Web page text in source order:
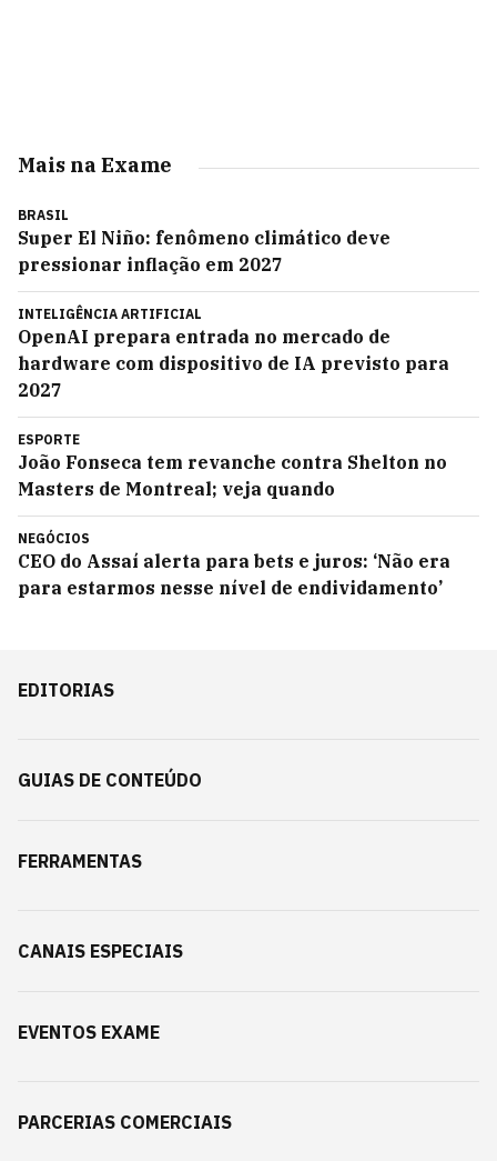
Mais na Exame
BRASIL
Super El Niño: fenômeno climático deve
pressionar inflação em 2027
INTELIGÊNCIA ARTIFICIAL
OpenAI prepara entrada no mercado de
hardware com dispositivo de IA previsto para
2027
ESPORTE
João Fonseca tem revanche contra Shelton no
Masters de Montreal; veja quando
NEGÓCIOS
CEO do Assaí alerta para bets e juros: ‘Não era
para estarmos nesse nível de endividamento’
EDITORIAS
GUIAS DE CONTEÚDO
FERRAMENTAS
CANAIS ESPECIAIS
EVENTOS EXAME
PARCERIAS COMERCIAIS